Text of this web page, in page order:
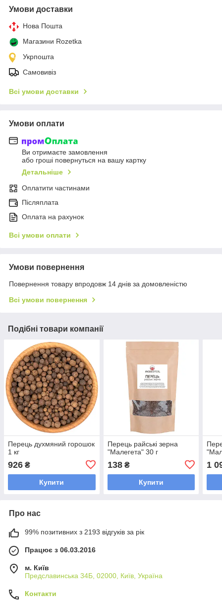
Умови доставки
Нова Пошта
Магазини Rozetka
Укрпошта
Самовивіз
Всі умови доставки
Умови оплати
Ви отримаєте замовлення
або гроші повернуться на вашу картку
Детальніше
Оплатити частинами
Післяплата
Оплата на рахунок
Всі умови оплати
Умови повернення
Повернення товару впродовж 14 днів за домовленістю
Всі умови повернення
Подібні товари компанії
Перець духмяний горошок
1 кг
926 ₴
Купити
Перець райські зерна
"Малегета" 30 г
138₴
Купити
1
Про нас
99% позитивних з 2193 відгуків за рік
Працює з 06.03.2016
м. Київ
Предславинська 34Б, 02000, Київ, Україна
Контакти